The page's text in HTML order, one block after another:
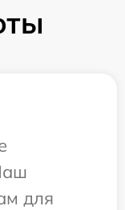
для